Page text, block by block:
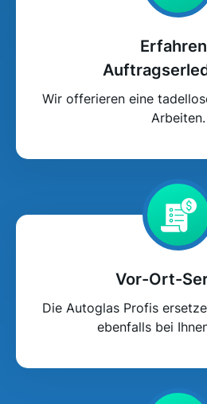
Wir offerieren eine
Arbeiten.
Vor-Ort-
Die Autoglas Profis
ebenfalls bei